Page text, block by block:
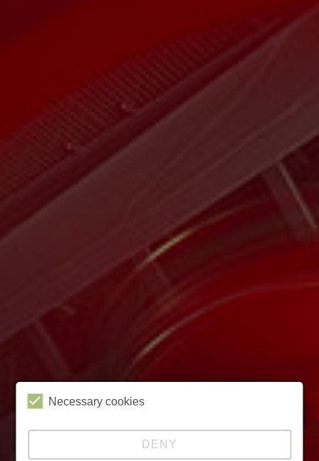
Necessary cookies
DENY